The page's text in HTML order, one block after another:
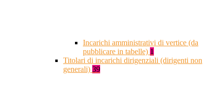
Incarichi amministrativi di vertice (da
pubblicare in tabelle) 1
Titolari di incarichi dirigenziali (dirigenti non
generali) 39